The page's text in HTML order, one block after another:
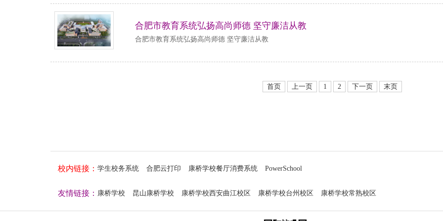
合肥市教育系统弘扬高尚师德 坚守廉洁从教
合肥市教育系统弘扬高尚师德 坚守廉洁从教
首页 上一页 1 2 下一页 末页
校内链接： 学生校务系统 合肥云打印 康桥学校餐厅消费系统 PowerSchool
友情链接： 康桥学校 昆山康桥学校 康桥学校西安曲江校区 康桥学校台州校区 康桥学校常熟校区